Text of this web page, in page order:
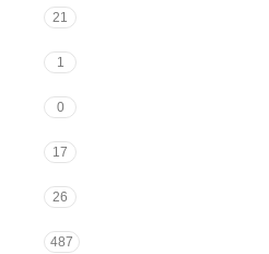
21
1
0
17
26
487